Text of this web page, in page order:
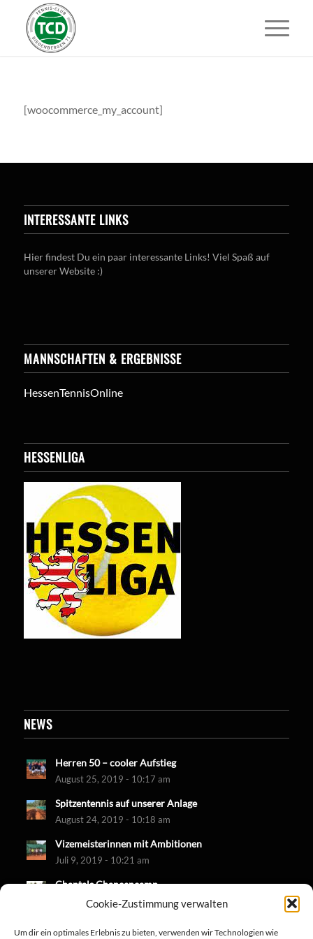
Cookie-Zustimmung verwalten
Um dir ein optimales Erlebnis zu bieten, verwenden wir Technologien wie
[woocommerce_my_account]
INTERESSANTE LINKS
Hier findest Du ein paar interessante Links! Viel Spaß auf
unserer Website :)
MANNSCHAFTEN & ERGEBNISSE
HessenTennisOnline
HESSENLIGA
NEWS
Herren 50 – cooler Aufstieg
August 25, 2019 - 10:17 am
Spitzentennis auf unserer Anlage
August 24, 2019 - 10:18 am
Vizemeisterinnen mit Ambitionen
Juli 9, 2019 - 10:21 am
Chantals Chancencamp
Juni 30, 2019 - 10:18 am